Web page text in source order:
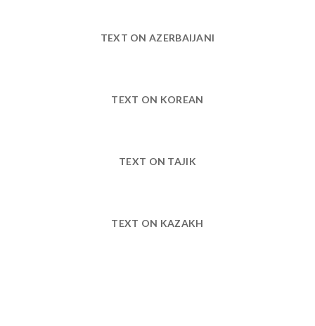
TEXT ON AZERBAIJANI
TEXT ON KOREAN
TEXT ON TAJIK
TEXT ON KAZAKH